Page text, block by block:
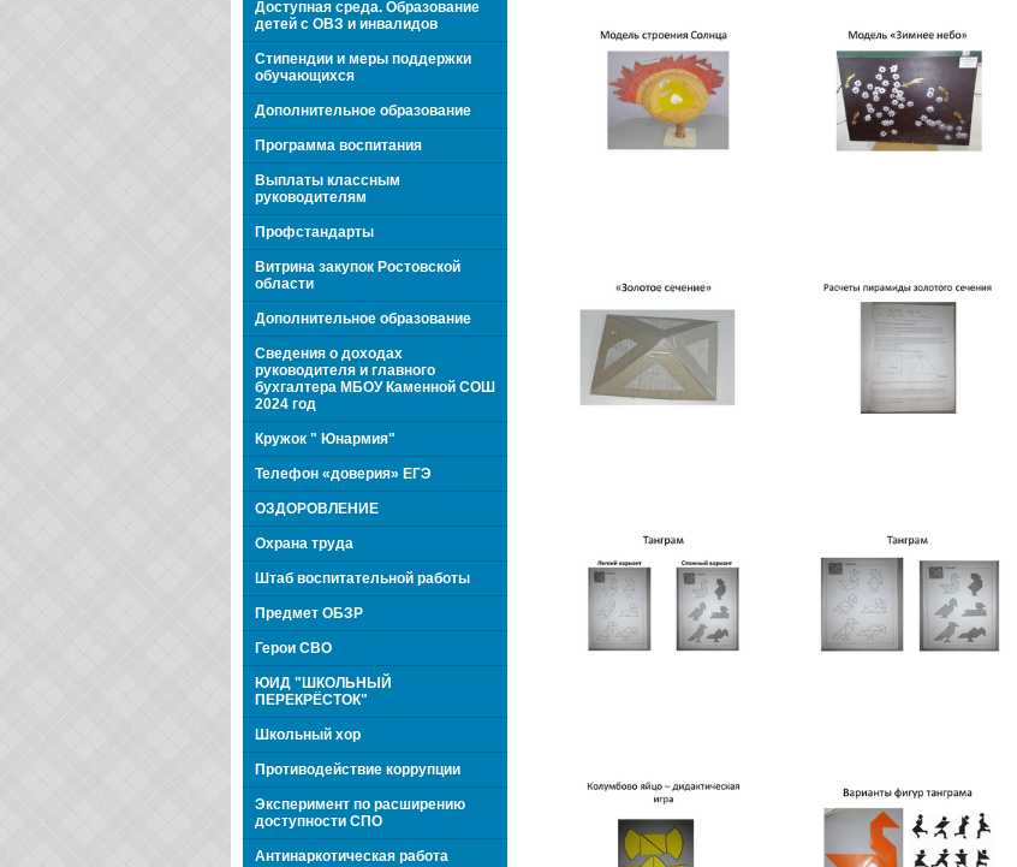
Доступная среда. Образование
детей с ОВЗ и инвалидов
Стипендии и меры поддержки
обучающихся
Дополнительное образование
Программа воспитания
Выплаты классным
руководителям
Профстандарты
Витрина закупок Ростовской
области
Дополнительное образование
Сведения о доходах
руководителя и главного
бухгалтера МБОУ Каменной СОШ
2024 год
Кружок " Юнармия"
Телефон «доверия» ЕГЭ
ОЗДОРОВЛЕНИЕ
Охрана труда
Штаб воспитательной работы
Предмет ОБЗР
Герои СВО
ЮИД "ШКОЛЬНЫЙ
ПЕРЕКРЁСТОК"
Школьный хор
Противодействие коррупции
Эксперимент по расширению
доступности СПО
Антинаркотическая работа